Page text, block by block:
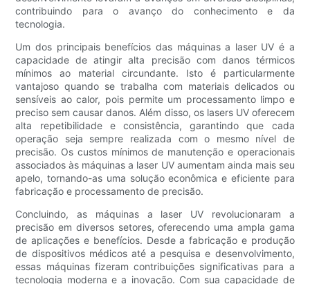
contribuindo para o avanço do conhecimento e da
tecnologia.
Um dos principais benefícios das máquinas a laser UV é a
capacidade de atingir alta precisão com danos térmicos
mínimos ao material circundante. Isto é particularmente
vantajoso quando se trabalha com materiais delicados ou
sensíveis ao calor, pois permite um processamento limpo e
preciso sem causar danos. Além disso, os lasers UV oferecem
alta repetibilidade e consistência, garantindo que cada
operação seja sempre realizada com o mesmo nível de
precisão. Os custos mínimos de manutenção e operacionais
associados às máquinas a laser UV aumentam ainda mais seu
apelo, tornando-as uma solução econômica e eficiente para
fabricação e processamento de precisão.
Concluindo, as máquinas a laser UV revolucionaram a
precisão em diversos setores, oferecendo uma ampla gama
de aplicações e benefícios. Desde a fabricação e produção
de dispositivos médicos até a pesquisa e desenvolvimento,
essas máquinas fizeram contribuições significativas para a
tecnologia moderna e a inovação. Com sua capacidade de